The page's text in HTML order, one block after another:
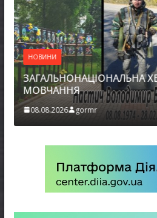
НОВИНИ
ЗАГАЛЬНОНАЦІОНАЛЬНА
МОВЧАННЯ
08.08.2026 gormr